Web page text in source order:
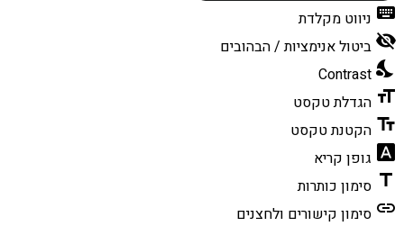
keyboard ניווט מקלדת
visibility_off ביטול אנימציות / הבהובים
nights_stay
Contrast
format_size הגדלת טקסט
text_fields הקטנת טקסט
font_download גופן קריא
title סימון כותרות
link סימון קישורים ולחצנים